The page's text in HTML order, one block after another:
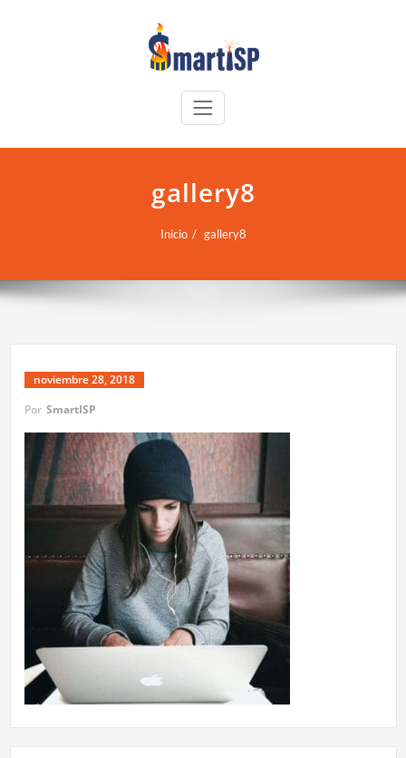
gallery8
Inicio gallery8
noviembre 28, 2018
Por SmartISP